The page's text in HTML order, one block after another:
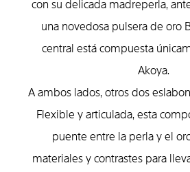
con su delicada madreperla,
una novedosa pulsera de oro
central está compuesta
Akoya.
A ambos lados, otros dos
Flexible y articulada, esta
puente entre la perla y el
materiales y contrastes para